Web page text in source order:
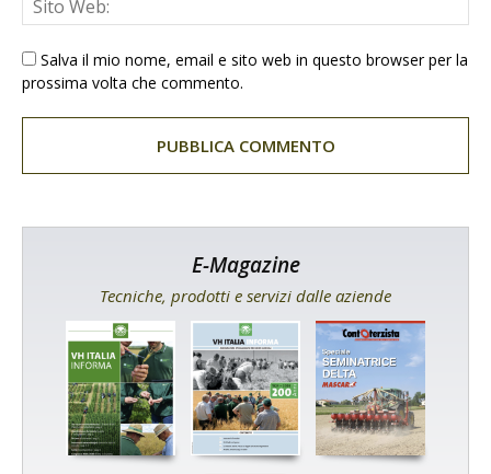
Salva il mio nome, email e sito web in questo browser per la
prossima volta che commento.
E-Magazine
Tecniche, prodotti e servizi dalle aziende